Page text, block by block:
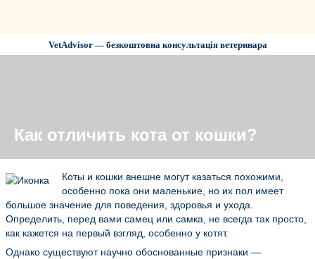
VetAdvisor — безкоштовна консультація ветеринара
Как отличить кота от кошки?
Коты и кошки внешне могут казаться похожими,
особенно пока они маленькие, но их пол имеет
большое значение для поведения, здоровья и ухода.
Определить, перед вами самец или самка, не всегда так просто,
как кажется на первый взгляд, особенно у котят.
Однако существуют научно обоснованные признаки —